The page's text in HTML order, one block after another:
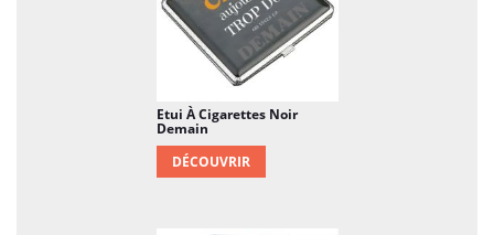
Etui À Cigarettes Noir
Demain
DÉCOUVRIR